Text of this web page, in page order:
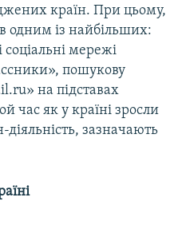
країн. При цьому,
одним із найбільших:
соціальні мережі
пошукову
на підставах
час як у країні зросли
зазначають